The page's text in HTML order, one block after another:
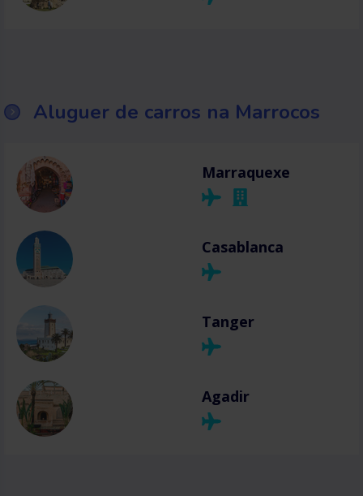
Aluguer de carros na Marrocos
Marraquexe
Casablanca
Tanger
Agadir